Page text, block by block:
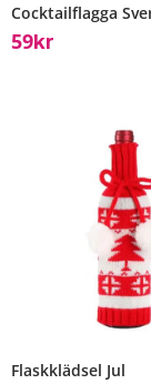
Cocktailflagga
59Kr
Flaskklädsel Jul